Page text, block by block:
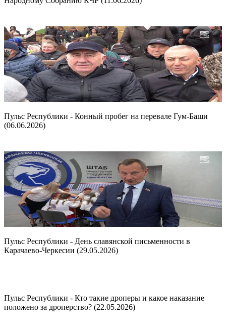
Пульс Республики - Конный пробег на перевале Гум-Баши
(06.06.2026)
Пульс Республики - День славянской письменности в
Карачаево-Черкесии (29.05.2026)
Пульс Республики - Кто такие дроперы и какое наказание
положено за дроперство? (22.05.2026)